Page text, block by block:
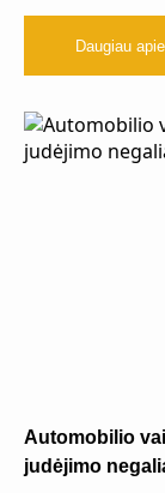
Daugiau
Automobilio
judėjimo